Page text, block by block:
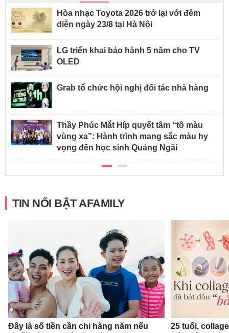
Hòa nhạc Toyota 2026 trở lại với đêm
diễn ngày 23/8 tại Hà Nội
LG triển khai bảo hành 5 năm cho TV
OLED
Grab tổ chức hội nghị đối tác nhà hàng
Thầy Phúc Mắt Híp quyết tâm “tô màu
vùng xa”: Hành trình mang sắc màu hy
vọng đến học sinh Quảng Ngãi
TIN NỔI BẬT AFAMILY
Đây là số tiền cần chi hàng năm nếu
25 tuổi,